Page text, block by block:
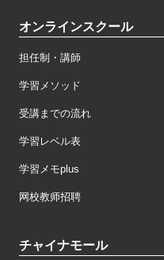
オンラインスクール
担任制・講師
学習メソッド
受講までの流れ
学習レベル表
学習メモplus
网校教师招聘
チャイナモール